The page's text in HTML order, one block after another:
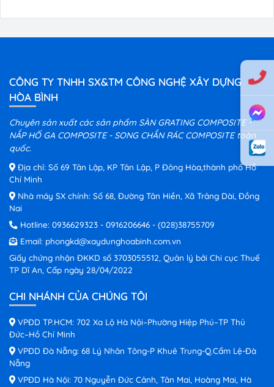
CÔNG TY TNHH SX&TM CÔNG NGHỆ XÂY DỰNG
HÒA BÌNH
Chuyên sản xuất các sản phẩm SÀN GRATING COMPOSITE -
NẮP HỐ GA COMPOSITE - SONG CHẮN RÁC COMPOSITE toàn
quốc.
Địa chỉ: Số 69 Tân Lập, KP Tân Lập, P Đông Hòa,thành phố Hồ
Chí Minh
Nhà máy SX chính: Số 68, Đường Tân Hiền, Xã Trảng Dài, Đồng
Nai
Hotline: 0936629323 - 0916206646 - (028)38755709
Email: phongkd@xaydunghoabinh.com.vn
Giấy chứng nhận ĐKKD số 3703055512, Quản lý bởi Chi cục Thuế
TP Dĩ An, Cấp ngày 28/04/2022
CHI NHÁNH CỦA CHÚNG TÔI
VPĐD TP.HCM: 702 Xa Lộ Hà Nội–Phường Hiệp Phú–TP Thủ
Đức–Hồ Chí Minh
VPĐD Đà Nẵng: 68 Lý Nhân Tông-P Khuê Trung-Q.Cẩm Lệ-Đà
Nẵng
VPĐD Hà Nội: 70 Nguyễn Đức Cảnh, Tân Mai, Hoàng Mai, Hà